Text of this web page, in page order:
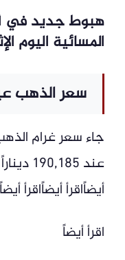
هبوط جديد في
المسائية اليوم
سعر الذهب عيار 24 في
أيضاًاقرأ أيضاًاقرأ
اقرأ أيضاً